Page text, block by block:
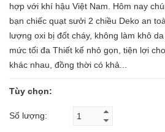
hợp với khí hậu Việt Nam. Hôm nay
bạn chiếc quạt sưởi 2 chiều Deko an
lượng oxi bị đốt cháy, không làm khô
mức tối đa Thiết kế nhỏ gọn, tiện lợi
khác nhau, đồng thời có khả...
Tùy chọn:
Số lượng: